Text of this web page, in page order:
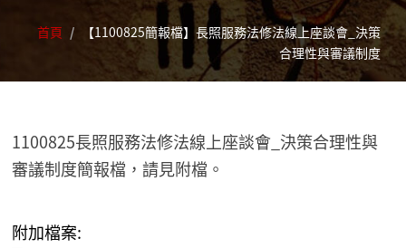
首頁 /
【1100825簡報檔】長照服務法修法線上座談會_決策
合理性與審議制度
1100825長照服務法修法線上座談會_決策合理性與
審議制度簡報檔，請見附檔。
附加檔案: